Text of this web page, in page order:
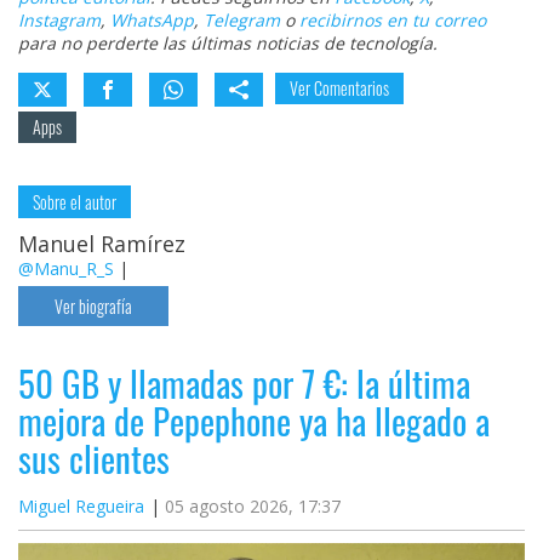
Instagram, WhatsApp, Telegramo recibirnos en tu correo
para no perderte las últimas noticias de tecnología.
Ver Comentarios
Apps
Sobre el autor
Manuel Ramírez
@Manu_R_S |
Ver biografía
50 GB y llamadas por 7 €: la última
mejora de Pepephone ya ha llegado a
sus clientes
Miguel Regueira 05 agosto 2026, 17:37